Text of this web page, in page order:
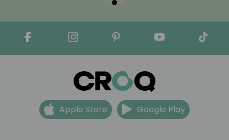
Apple Store Google Play